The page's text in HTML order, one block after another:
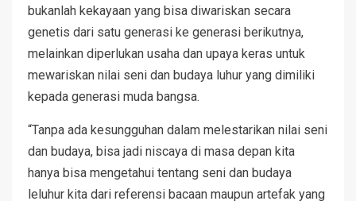
bukanlah kekayaan yang bisa diwariskan secara
genetis dari satu generasi ke generasi berikutnya,
melainkan diperlukan usaha dan upaya keras untuk
mewariskan nilai seni dan budaya luhur yang dimiliki
kepada generasi muda bangsa.
“Tanpa ada kesungguhan dalam melestarikan nilai seni
dan budaya, bisa jadi niscaya di masa depan kita
hanya bisa mengetahui tentang seni dan budaya
leluhur kita dari referensi bacaan maupun artefak yang